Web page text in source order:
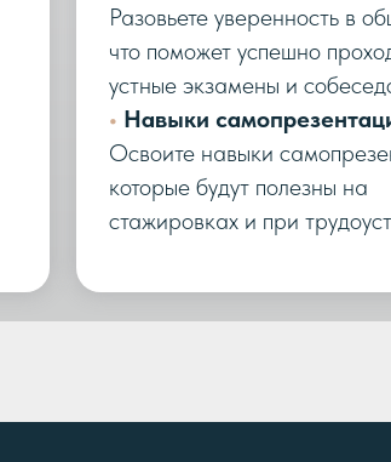
Разовьете уверенность в
что поможет успешно
устные экзамены и
• Навыки
Освоите навыки
которые будут полезны на
стажировках и при